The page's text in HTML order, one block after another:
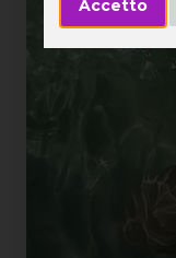
Accetto